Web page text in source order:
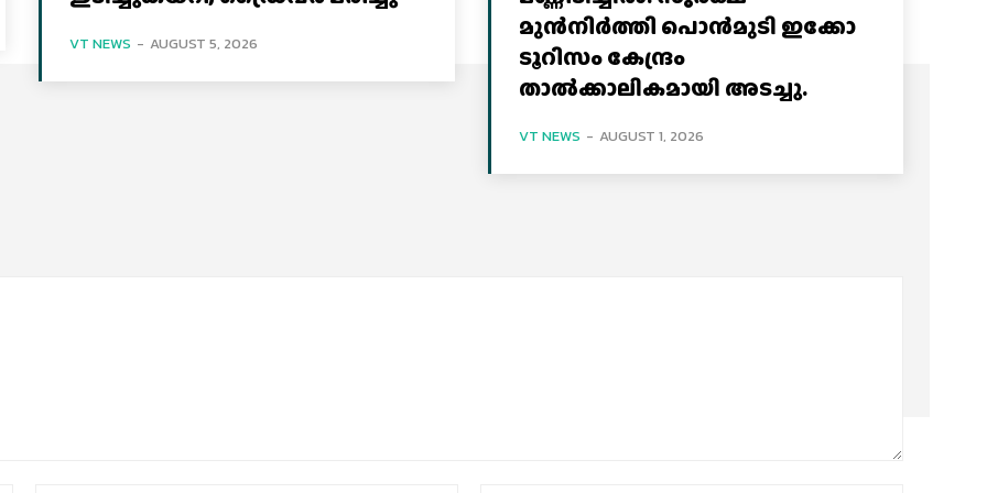
VT NEWS - AUGUST 5, 2026
മുൻനിർത്തി പൊൻമുടി ഇക്കോ
ടൂറിസം കേന്ദ്രം
താല്‍ക്കാലികമായി അടച്ചു.
VT NEWS - AUGUST 1, 2026